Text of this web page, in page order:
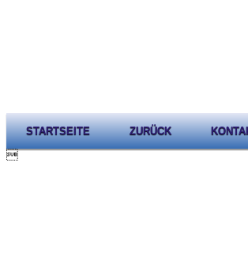
STARTSEITE ZURÜCK
